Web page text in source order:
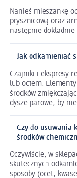
Nanieś mieszankę
prysznicową oraz
następnie dokładnie
Jak odkamieniać
Czajniki i ekspresy
lub octem.
środków
dysze parowe, by
Czy do usuwania
środków
Oczywiście, w
skutecznych
sposoby (ocet,